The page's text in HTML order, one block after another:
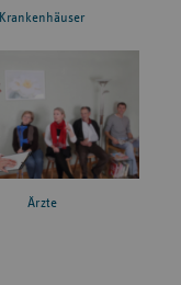
Krankenhäuser
Ärzte